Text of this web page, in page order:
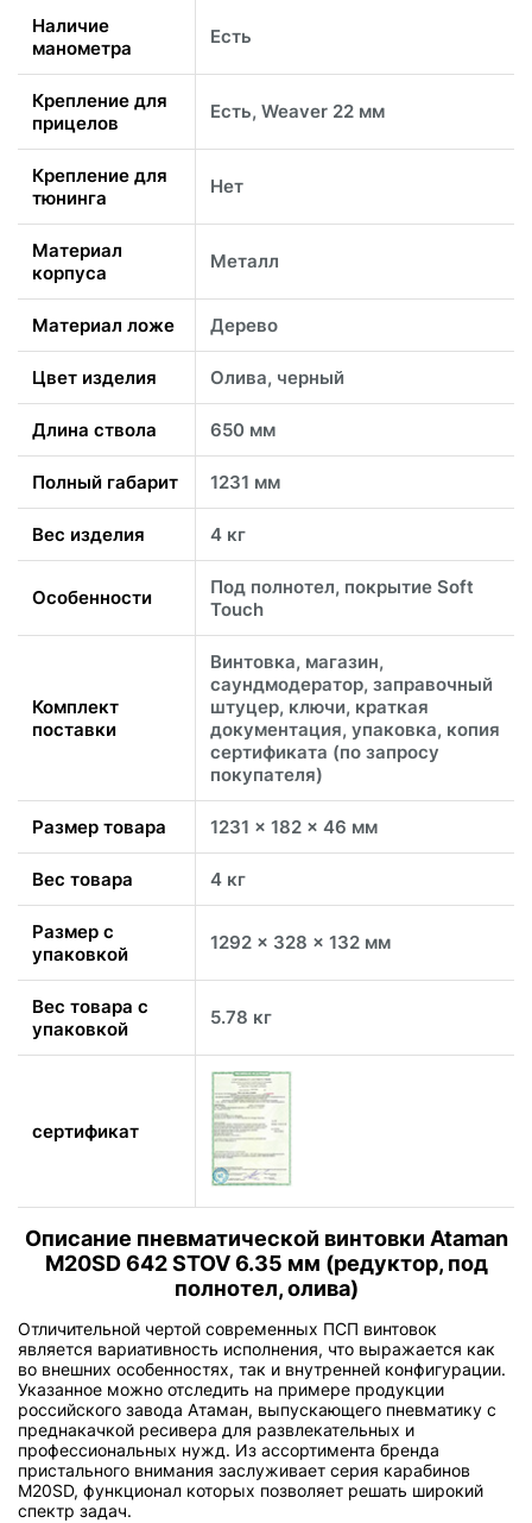
Наличие
манометра
Есть
Крепление для
прицелов
Есть, Weaver 22 мм
Крепление для
тюнинга
Нет
Материал
корпуса
Металл
Материал ложе Дерево
Цвет изделия Олива, черный
Длина ствола 650 мм
Полный габарит 1231 мм
Вес изделия 4 кг
Особенности
Под полнотел, покрытие Soft
Touch
Комплект
поставки
Винтовка, магазин,
саундмодератор, заправочный
штуцер, ключи, краткая
документация, упаковка, копия
сертификата (по запросу
покупателя)
Размер товара 1231 x 182 x 46 мм
Вес товара 4 кг
Размер с
упаковкой
1292 x 328 x 132 мм
Вес товара с
упаковкой
5.78 кг
сертификат
Описание пневматической винтовки Ataman
M20SD 642 STOV 6.35 мм (редуктор, под
полнотел, олива)
Отличительной чертой современных ПСП винтовок
является вариативность исполнения, что выражается как
во внешних особенностях, так и внутренней конфигурации.
Указанное можно отследить на примере продукции
российского завода Атаман, выпускающего пневматику с
преднакачкой ресивера для развлекательных и
профессиональных нужд. Из ассортимента бренда
пристального внимания заслуживает серия карабинов
M20SD, функционал которых позволяет решать широкий
спектр задач.